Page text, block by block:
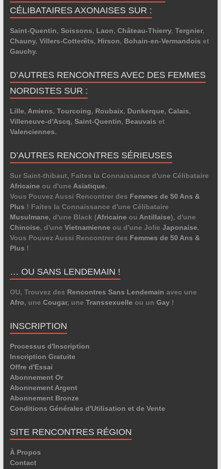
CÉLIBATAIRES AXONAISES SUR :
Saint-Quentin, Soissons, Laon, Château-Thierry, Tergnier,
Chauny, Villers-Cotterêts, Hirson, Bohain-en-Vermandois et
Gauchy.
D’AUTRES RENCONTRES AVEC DES FEMMES
NORDISTES SUR :
Lille, Amiens, Tourcoing, Roubaix, Dunkerque, Calais,
Villeneuve-d'Ascq, Saint-Quentin, Beauvais et
Valenciennes.
D’AUTRES RENCONTRES SÉRIEUSES
Sur Saint-thibaut, Faites la Connaissance d'une Célibataire
Africaine ou d'une Asiatique.
Vous Pouvez Aussi Rencontrer des Femmes de 50 Ans &
Plus ! Faites la Connaissance d'une Célibataire
Musulmane, d'une Black (Africaine ou Antillaise), d'une
Chinoise, d'une Vietnamienne ou d'une Jolie Japonaise.
Vous Pouvez Aussi Rencontrer des Femmes de 50 Ans &
Plus !
… OU SANS LENDEMAIN !
OU, Trouvez des Rencontres Sans Lendemain avec une
Afro, une Cougar, une Transsexuelle ou un Gay!
INSCRIPTION
Processus d'Inscription
Inscription Gratuite
Offre d'Essai
Abonnement Or
Abonnement Argent
Abonnement Bronze
Conditions Générales d'Utilisation et de Vente
SITE RENCONTRES RÉGION
À Propos
Contact